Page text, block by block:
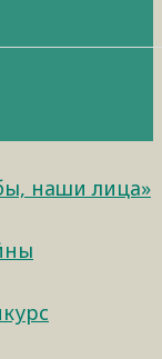
наши лица»